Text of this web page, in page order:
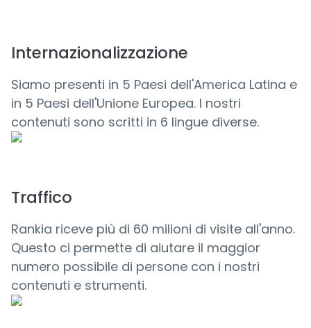
Internazionalizzazione
Siamo presenti in 5 Paesi dell'America Latina e
in 5 Paesi dell'Unione Europea. I nostri
contenuti sono scritti in 6 lingue diverse.
Traffico
Rankia riceve più di 60 milioni di visite all'anno.
Questo ci permette di aiutare il maggior
numero possibile di persone con i nostri
contenuti e strumenti.